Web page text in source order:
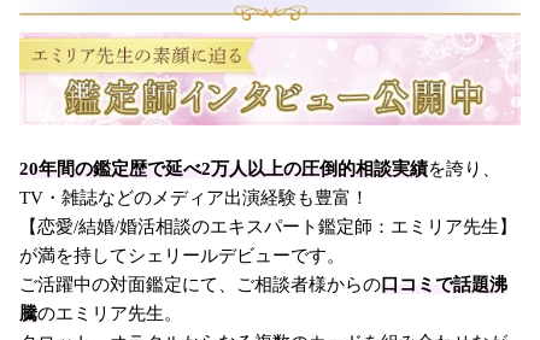
20年間の鑑定歴で延べ2万人以上の圧倒的相談実績を誇り、
TV・雑誌などのメディア出演経験も豊富！
【恋愛/結婚/婚活相談のエキスパート鑑定師：エミリア先生】
が満を持してシェリールデビューです。
ご活躍中の対面鑑定にて、ご相談者様からの口コミで話題沸
騰のエミリア先生。